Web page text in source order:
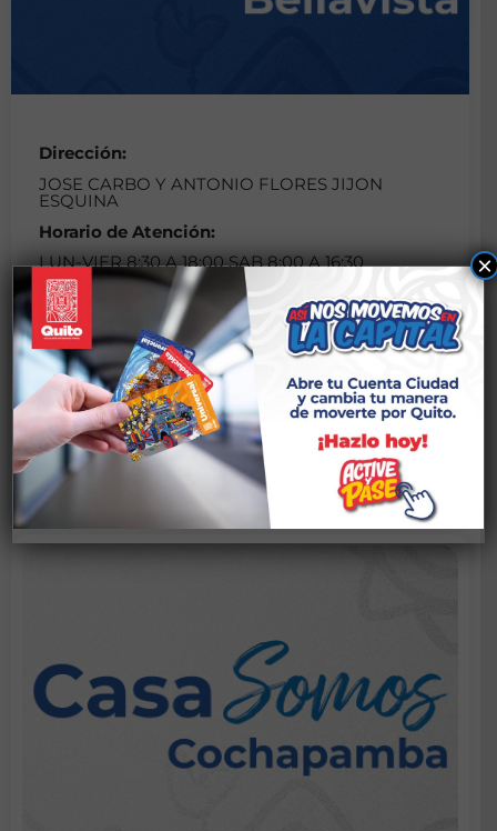
Dirección:
JOSE CARBO Y ANTONIO FLORES JIJON
ESQUINA
Horario de Atención:
LUN-VIER 8:30 A 18:00 SAB 8:00 A 16:30
Teléfono:
0984659300
Email:
bellavistacasasomos@gmail.com
Ver talleres en esta casa
×